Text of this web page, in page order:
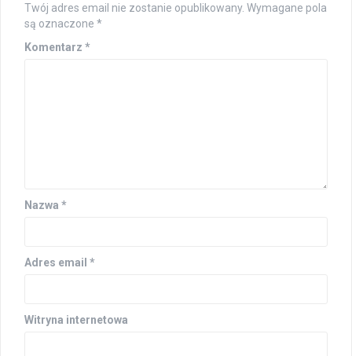
Twój adres email nie zostanie opublikowany. Wymagane pola
są oznaczone *
Komentarz *
Nazwa *
Adres email *
Witryna internetowa